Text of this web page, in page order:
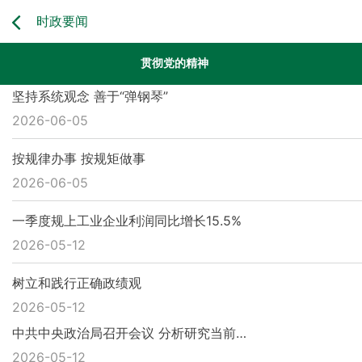
时政要闻
贯彻党的精神
国际动态
坚持系统观念 善于“弹钢琴”
2026-06-05
按规律办事 按规矩做事
2026-06-05
一季度规上工业企业利润同比增长15.5%
2026-05-12
树立和践行正确政绩观
2026-05-12
中共中央政治局召开会议 分析研究当前…
2026-05-12